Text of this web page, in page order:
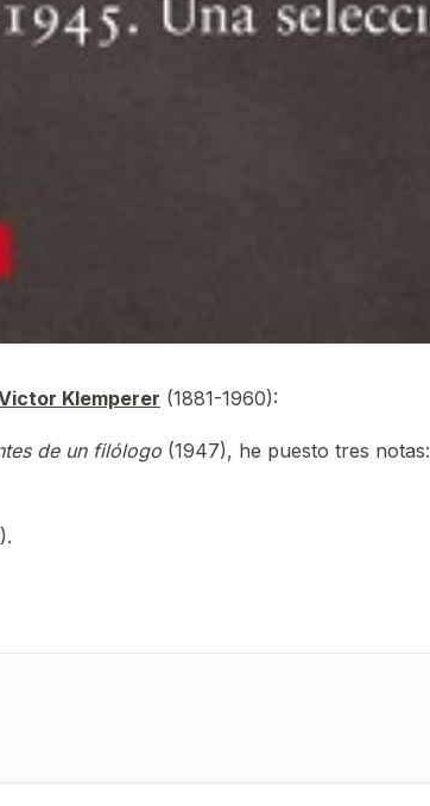
Klemperer (1881-1960):
de un filólogo (1947), he puesto tres notas: